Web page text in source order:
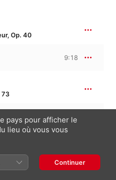
Op. 40
9:18
73
8:59
288
the opera
pays pour afficher le
lieu où vous vous
Continuer